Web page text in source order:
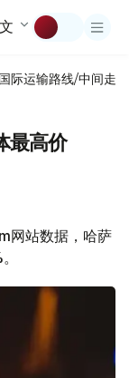
际运输路线/中间走廊
最高价
网站数据，哈萨